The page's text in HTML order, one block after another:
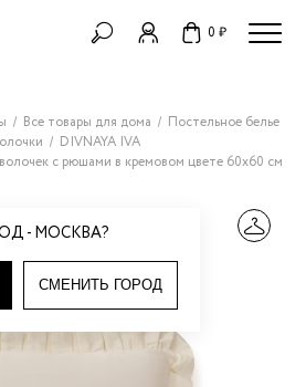
0 ₽
- МОСКВА?
СМЕНИТЬ ГОРОД
Все товары для дома
Постельное белье
DIVNAYA IVA
с рюшами в кремовом цвете 60х60 см